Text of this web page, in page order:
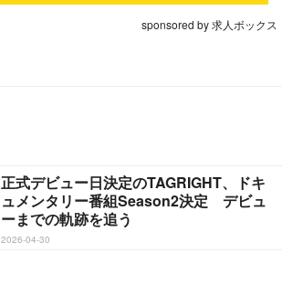
sponsored by 求人ボックス
正式デビュー日決定のTAGRIGHT、ドキ
ュメンタリー番組Season2決定 デビュ
ーまでの軌跡を追う
2026-04-30